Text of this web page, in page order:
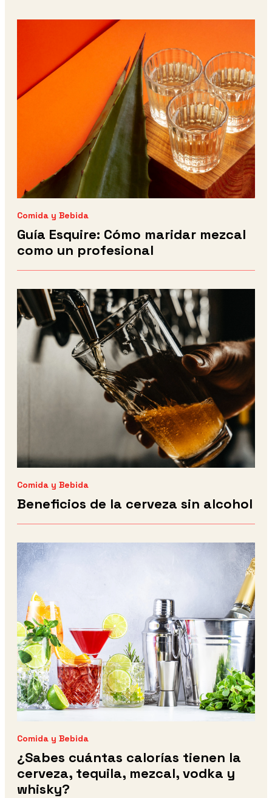
Comida y Bebida
Guía Esquire: Cómo maridar mezcal
como un profesional
Comida y Bebida
Beneficios de la cerveza sin alcohol
Comida y Bebida
¿Sabes cuántas calorías tienen la
cerveza, tequila, mezcal, vodka y
whisky?